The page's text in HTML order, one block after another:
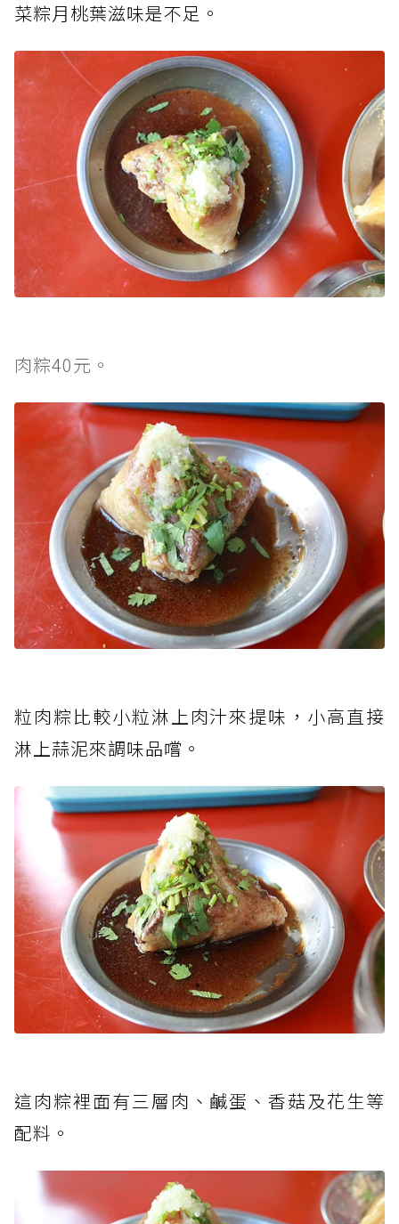
菜粽月桃葉滋味是不足。
肉粽40元。
粒肉粽比較小粒淋上肉汁來提味，小高直接
淋上蒜泥來調味品嚐。
這肉粽裡面有三層肉、鹹蛋、香菇及花生等
配料。